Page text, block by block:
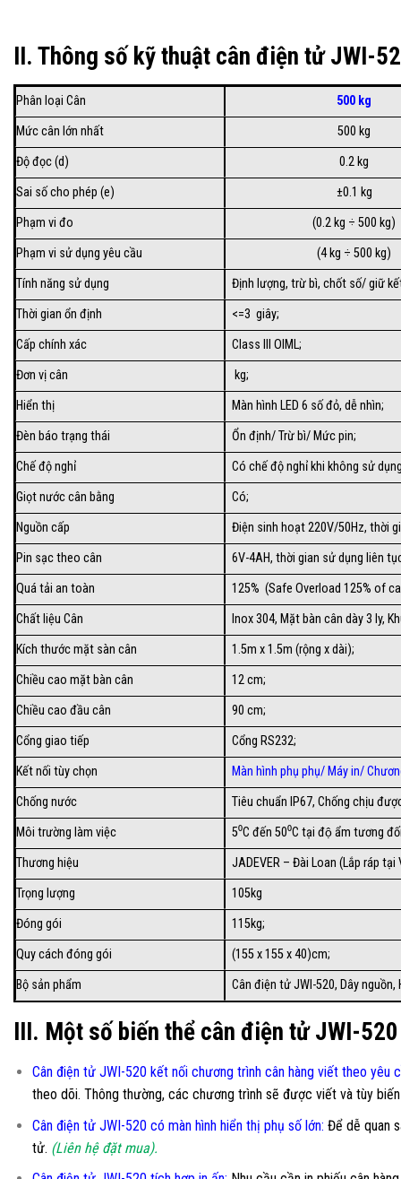
II. Thông số kỹ thuật cân điện tử JWI-
Phân loại Cân
500 kg
Mức cân lớn nhất
500 kg
Độ đọc (d)
0.2 kg
Sai số cho phép (e)
±0.1 kg
Phạm vi đo
(0.2 kg ÷ 500 kg)
Phạm vi sử dụng yêu cầu
(4 kg ÷ 500 kg)
Tính năng sử dụng
Định lượng, trừ bì, chốt số/ giữ
Thời gian ổn định
<=3 giây;
Cấp chính xác
Class III OIML;
Đơn vị cân
kg;
Hiển thị
Màn hình LED 6 số đỏ, dễ nhìn;
Đèn báo trạng thái
Ổn định/ Trừ bì/ Mức pin;
Chế độ nghỉ
Có chế độ nghỉ khi không sử
Giọt nước cân bằng
Có;
Nguồn cấp
Điện sinh hoạt 220V/50Hz, thời
Pin sạc theo cân
6V-4AH, thời gian sử dụng liên
Quá tải an toàn
125% (Safe Overload 125% of
Chất liệu Cân
Inox 304, Mặt bàn cân dày 3 ly,
Kích thước mặt sàn cân
1.5m x 1.5m (rộng x dài);
Chiều cao mặt bàn cân
12 cm;
Chiều cao đầu cân
90 cm;
Cổng giao tiếp
Cổng RS232;
Kết nối tùy chọn
Màn hình phụ phụ/ Máy in/
Chống nước
Tiêu chuẩn IP67, Chống chịu
Môi trường làm việc
5⁰C đến 50⁰C tại độ ẩm tương
Thương hiệu
JADEVER – Đài Loan (Lắp ráp tại
Trọng lượng
105kg
Đóng gói
115kg;
Quy cách đóng gói
(155 x 155 x 40)cm;
Bộ sản phẩm
Cân điện tử JWI-520, Dây
III. Một số biến thể cân điện tử JWI-
Cân điện tử JWI-520 kết nối chương trình cân hàng viết theo yêu
theo dõi. Thông thường, các chương trình sẽ được viết và tùy
Cân điện tử JWI-520 có màn hình hiển thị phụ số lớn: Để dễ quan
tử. (Liên hệ đặt mua).